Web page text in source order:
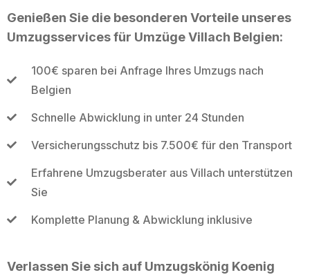
Genießen Sie die besonderen Vorteile unseres
Umzugsservices für Umzüge Villach Belgien:
100€ sparen bei Anfrage Ihres Umzugs nach
Belgien
Schnelle Abwicklung in unter 24 Stunden
Versicherungsschutz bis 7.500€ für den Transport
Erfahrene Umzugsberater aus Villach unterstützen
Sie
Komplette Planung & Abwicklung inklusive
Verlassen Sie sich auf Umzugskönig Koenig